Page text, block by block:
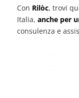
Con Rilòc, trovi
Italia, anche per
consulenza e